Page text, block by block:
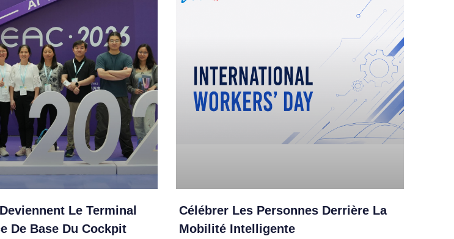
Le Terminal
De Base Du Cockpit
Célébrer Les Personnes Derrière La
Mobilité Intelligente